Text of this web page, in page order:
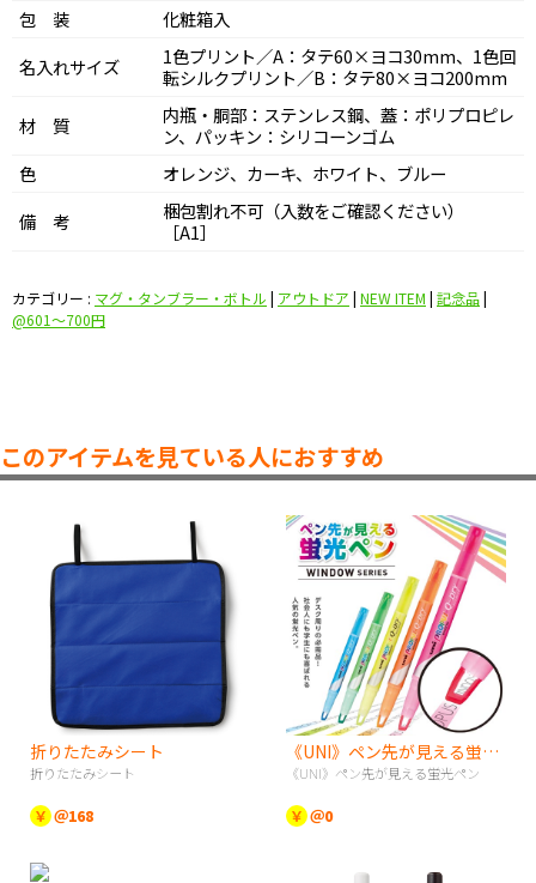
包 装
化粧箱入
名入れサイズ
1色プリント／A：タテ60×ヨコ30mm、1色回
転シルクプリント／B：タテ80×ヨコ200mm
材 質
内瓶・胴部：ステンレス鋼、蓋：ポリプロピレ
ン、パッキン：シリコーンゴム
色
オレンジ、カーキ、ホワイト、ブルー
備 考
梱包割れ不可（入数をご確認ください）
［A1］
カテゴリー : マグ・タンブラー・ボトル | アウトドア | NEW ITEM | 記念品|
@601〜700円
このアイテムを見ている人におすすめ
折りたたみシート
折りたたみシート
￥ ＠168
《UNI》ペン先が見える蛍光ペン
《UNI》ペン先が見える蛍光ペン
￥ ＠0